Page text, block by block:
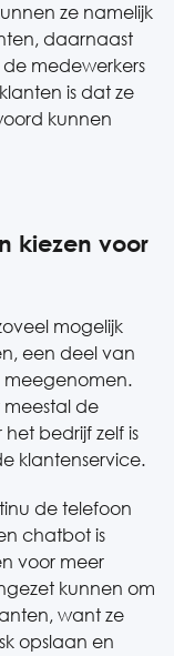
ze namelijk
daarnaast
medewerkers
is dat ze
kunnen
kiezen voor
mogelijk
een deel van
meegenomen.
de
bedrijf zelf is
klantenservice.
de telefoon
chatbot is
voor meer
kunnen om
want ze
opslaan en